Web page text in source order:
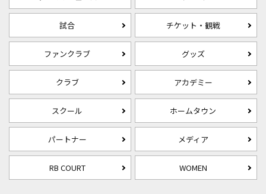
試合 チケット・観戦
ファンクラブ グッズ
クラブ アカデミー
スクール ホームタウン
パートナー メディア
RB COURT WOMEN